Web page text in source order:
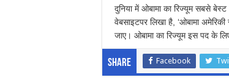
दुनिया में ओबामा का रिज्यूम सबसे बेस्ट
वेबसाइटपर लिखा है, ‘ओबामा
जाए। ओबामा का रिज्यूम इस पद के
Share Facebook